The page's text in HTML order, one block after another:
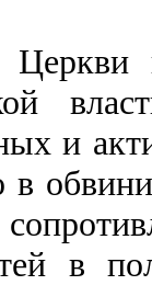
Церкви
и
в
в